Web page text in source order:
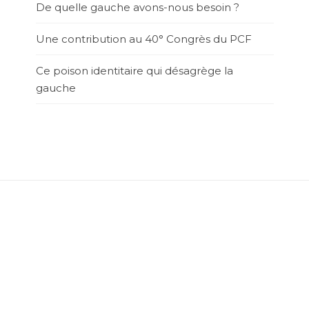
De quelle gauche avons-nous besoin ?
Une contribution au 40° Congrès du PCF
Ce poison identitaire qui désagrège la
gauche